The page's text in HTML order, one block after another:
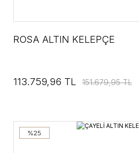
ROSA ALTIN KELEPÇE
113.759,96 TL 151.679,95 TL
%25